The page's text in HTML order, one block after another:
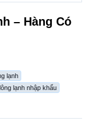
– Hàng Có
lạnh
lạnh nhập khẩu